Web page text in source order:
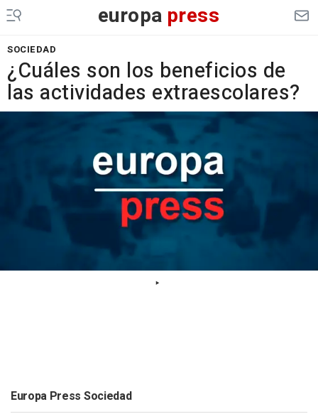
europa press
SOCIEDAD
¿Cuáles son los beneficios de
las actividades extraescolares?
Europa Press Sociedad